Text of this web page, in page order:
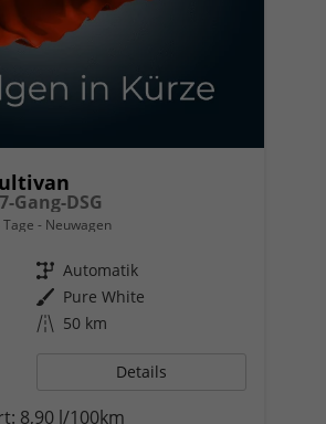
Gang-DSG
Tage Neuwagen
Getriebe Automatik
Außenfarbe Pure White
Kilometerstand 50 km
Details
8,90 l/100km